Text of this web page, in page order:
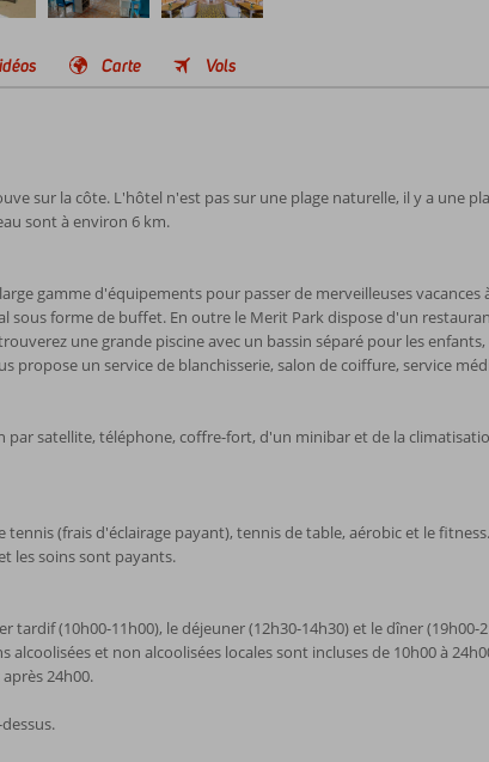
Carte Vols
sur la côte. L'hôtel n'est pas sur une plage naturelle, il y a une
sont à environ 6 km.
gamme d'équipements pour passer de merveilleuses vacances
sous forme de buffet. En outre le Merit Park dispose d'un
une grande piscine avec un bassin séparé pour les
propose un service de blanchisserie, salon de coiffure, service
satellite, téléphone, coffre-fort, d'un minibar et de la
(frais d'éclairage payant), tennis de table, aérobic et le
les soins sont payants.
tardif (10h00-11h00), le déjeuner (12h30-14h30) et le dîner
alcoolisées et non alcoolisées locales sont incluses de 10h00 à
24h00.